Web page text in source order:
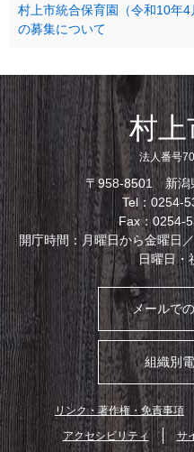
村上市統合保育園（令和10年
の募集について
村上
法人番号
〒958-8501 新潟
Tel：0254-
Fax：0254-
開庁時間：月曜日から金曜日
日曜日・
メールで
組織別
リンク・著作権・免責事項
アクセシビリティ
サ